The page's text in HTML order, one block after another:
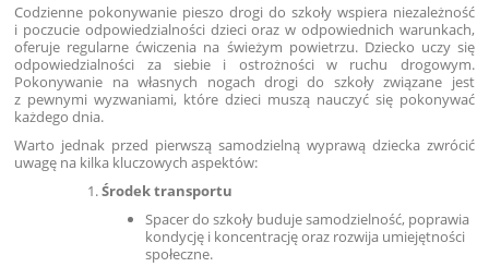
Codzienne pokonywanie pieszo drogi do szkoły wspiera niezależność
i poczucie odpowiedzialności dzieci oraz w odpowiednich warunkach,
oferuje regularne ćwiczenia na świeżym powietrzu. Dziecko uczy się
odpowiedzialności za siebie i ostrożności w ruchu drogowym.
Pokonywanie na własnych nogach drogi do szkoły związane jest
z pewnymi wyzwaniami, które dzieci muszą nauczyć się pokonywać
każdego dnia.
Warto jednak przed pierwszą samodzielną wyprawą dziecka zwrócić
uwagę na kilka kluczowych aspektów:
Środek transportu
Spacer do szkoły buduje samodzielność, poprawia
kondycję i koncentrację oraz rozwija umiejętności
społeczne.